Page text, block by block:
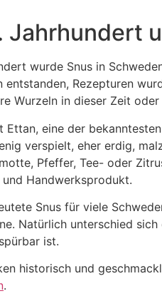
Jahrhundert
wurde Snus in
entstanden, Rezepturen
Wurzeln in dieser Zeit
Ettan, eine der
verspielt, eher erdig,
Pfeffer, Tee- oder
Handwerksprodukt.
Snus für viele
Natürlich unterschied
ist.
historisch und
.